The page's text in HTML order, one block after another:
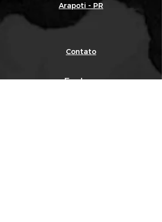
Contato
Arapoti - PR
Explore